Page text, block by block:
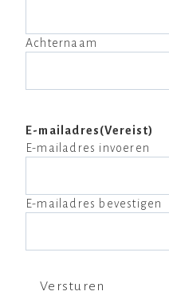
Achternaam
E-mailadres(Vereist)
E-mailadres invoeren
E-mailadres bevestigen